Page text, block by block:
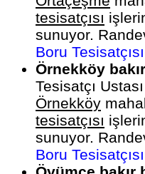
tesisatçısı
sunuyor.
Boru Tesisatçısı
Örnekköy
Tesisatçı
Örnekköy
tesisatçısı
sunuyor.
Boru Tesisatçısı